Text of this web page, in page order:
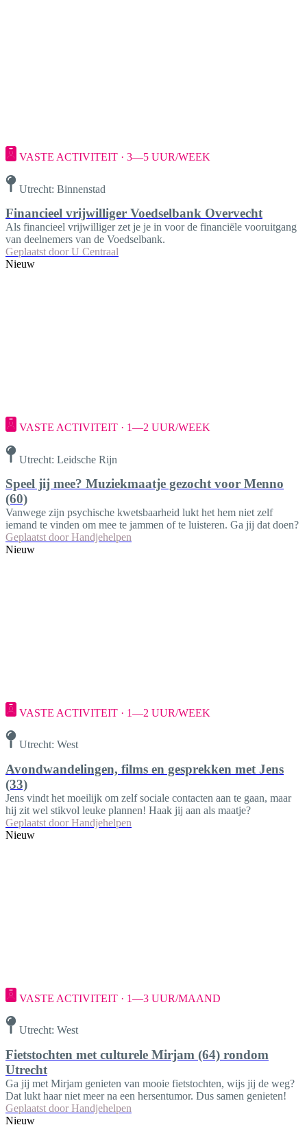
VASTE ACTIVITEIT · 3—5 UUR/WEEK
Utrecht: Binnenstad
Financieel vrijwilliger Voedselbank Overvecht
Als financieel vrijwilliger zet je je in voor de financiële vooruitgang
van deelnemers van de Voedselbank.
Geplaatst door U Centraal
Nieuw
VASTE ACTIVITEIT · 1—2 UUR/WEEK
Utrecht: Leidsche Rijn
Speel jij mee? Muziekmaatje gezocht voor Menno
(60)
Vanwege zijn psychische kwetsbaarheid lukt het hem niet zelf
iemand te vinden om mee te jammen of te luisteren. Ga jij dat doen?
Geplaatst door Handjehelpen
Nieuw
VASTE ACTIVITEIT · 1—2 UUR/WEEK
Utrecht: West
Avondwandelingen, films en gesprekken met Jens
(33)
Jens vindt het moeilijk om zelf sociale contacten aan te gaan, maar
hij zit wel stikvol leuke plannen! Haak jij aan als maatje?
Geplaatst door Handjehelpen
Nieuw
VASTE ACTIVITEIT · 1—3 UUR/MAAND
Utrecht: West
Fietstochten met culturele Mirjam (64) rondom
Utrecht
Ga jij met Mirjam genieten van mooie fietstochten, wijs jij de weg?
Dat lukt haar niet meer na een hersentumor. Dus samen genieten!
Geplaatst door Handjehelpen
Nieuw